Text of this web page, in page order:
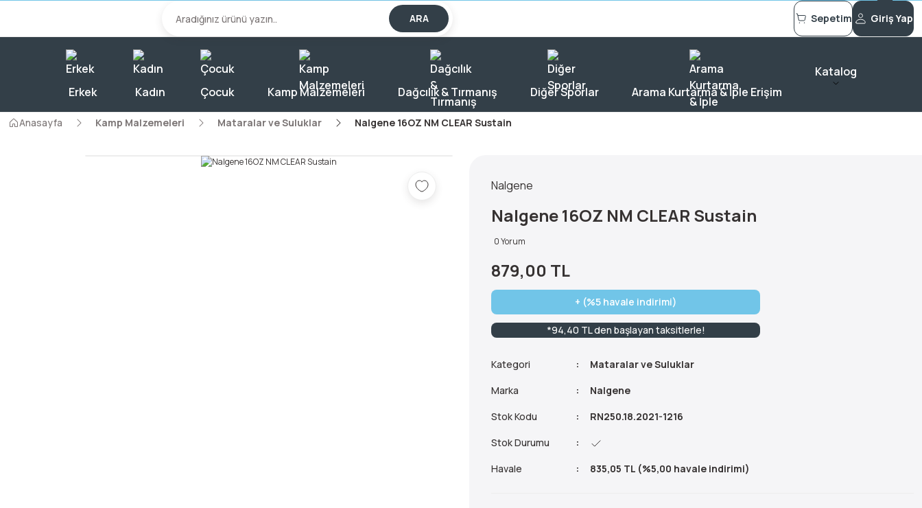
2000 TL Üzeri Alışverişlerde KARGO BEDAVA!
ARA Sepetim Giriş Yap
Erkek Kadın Çocuk Kamp Malzemeleri Dağcılık & Tırmanış Diğer Sporlar Arama Kurtarma & İple Erişim
Katalog
Anasayfa Kamp Malzemeleri Mataralar ve Suluklar Nalgene 16OZ NM CLEAR Sustain
Nalgene
Nalgene 16OZ NM CLEAR Sustain
0 Yorum
879,00 TL
+ (%5 havale indirimi)
*94,40 TL den başlayan taksitlerle!
Kategori
Mataralar ve Suluklar
Marka
Nalgene
Stok Kodu
RN250.18.2021-1216
Stok Durumu
Havale
835,05 TL (%5,00 havale indirimi)